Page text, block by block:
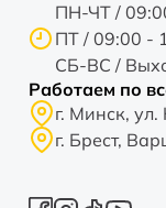
ПН-ЧТ /
ПТ / 09:00 -
СБ-ВС /
Работаем по
г. Минск,
г. Брест,